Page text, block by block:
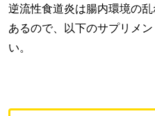
逆流性食道炎は腸内環境の
あるので、以下のサプリメ
い。